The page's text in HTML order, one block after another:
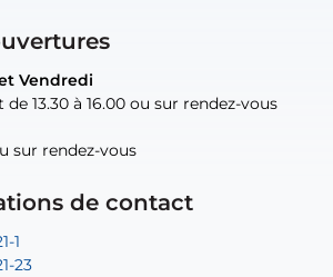
Vendredi
de 13.30 à 16.00 ou sur rendez-vous
sur rendez-vous
de contact
1
23
Vendredi
de 13.30 à 16.00 ou sur rendez-vous
sur rendez-vous
20
22
vous
vous
31
vous
d’eau) : 83 48 21 61